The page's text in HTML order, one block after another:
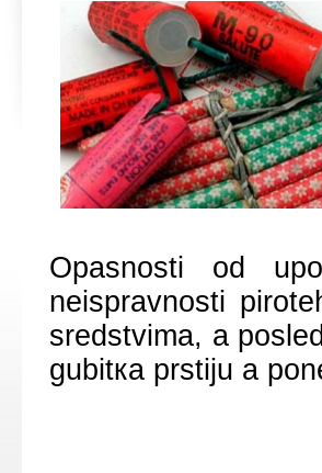
Оpаsnоsti оd
nеisprаvnоsti
srеdstvimа, а
gubitка prstiјu а